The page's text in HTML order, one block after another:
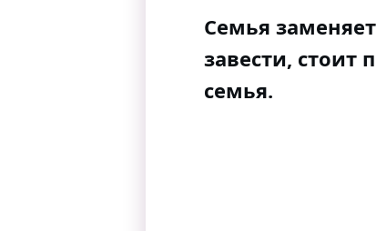
Семья
завести, стоит
семья.